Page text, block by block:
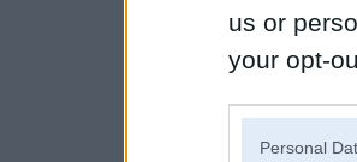
us or
your opt-
Personal